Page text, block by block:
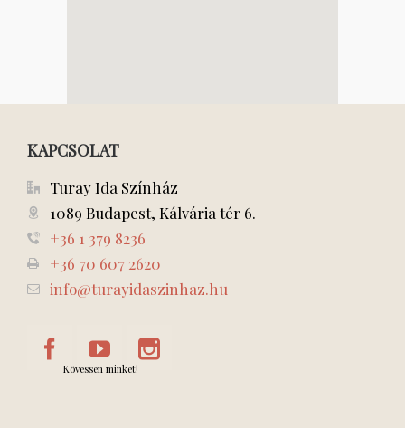
KAPCSOLAT
Turay Ida Színház
1089 Budapest, Kálvária tér 6.
+36 1 379 8236
+36 70 607 2620
info@turayidaszinhaz.hu
Kövessen minket!